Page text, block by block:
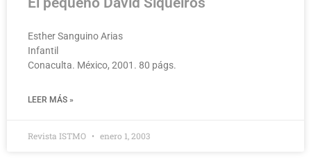
Esther Sanguino Arias
Infantil
Conaculta. México, 2001. 80 págs.
LEER MÁS »
Revista ISTMO enero 1, 2003